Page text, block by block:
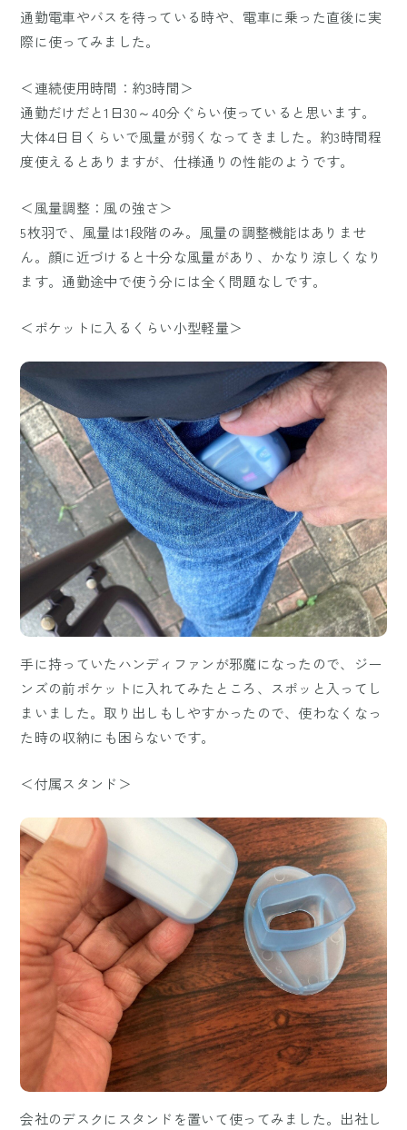
通勤電車やバスを待っている時や、電車に乗った直後に実
際に使ってみました。
＜連続使用時間：約3時間＞
通勤だけだと1日30～40分ぐらい使っていると思います。
大体4日目くらいで風量が弱くなってきました。約3時間程
度使えるとありますが、仕様通りの性能のようです。
＜風量調整：風の強さ＞
5枚羽で、風量は1段階のみ。風量の調整機能はありませ
ん。顔に近づけると十分な風量があり、かなり涼しくなり
ます。通勤途中で使う分には全く問題なしです。
＜ポケットに入るくらい小型軽量＞
手に持っていたハンディファンが邪魔になったので、ジー
ンズの前ポケットに入れてみたところ、スポッと入ってし
まいました。取り出しもしやすかったので、使わなくなっ
た時の収納にも困らないです。
＜付属スタンド＞
会社のデスクにスタンドを置いて使ってみました。出社し